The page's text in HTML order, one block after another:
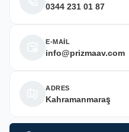
0344 231 01 87
E-MAİL
info@prizmaav.com
ADRES
Kahramanmaraş